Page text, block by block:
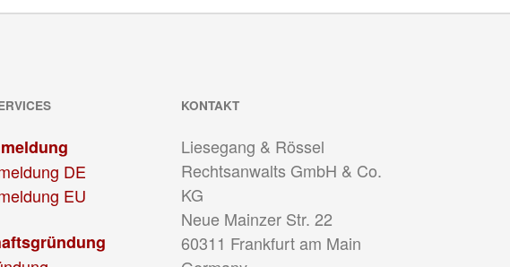
DE
EU
KONTAKT
Liesegang & Rössel
Rechtsanwalts GmbH & Co.
KG
Neue Mainzer Str. 22
60311 Frankfurt am Main